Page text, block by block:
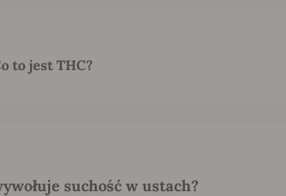
to jest THC?
suchość w ustach?